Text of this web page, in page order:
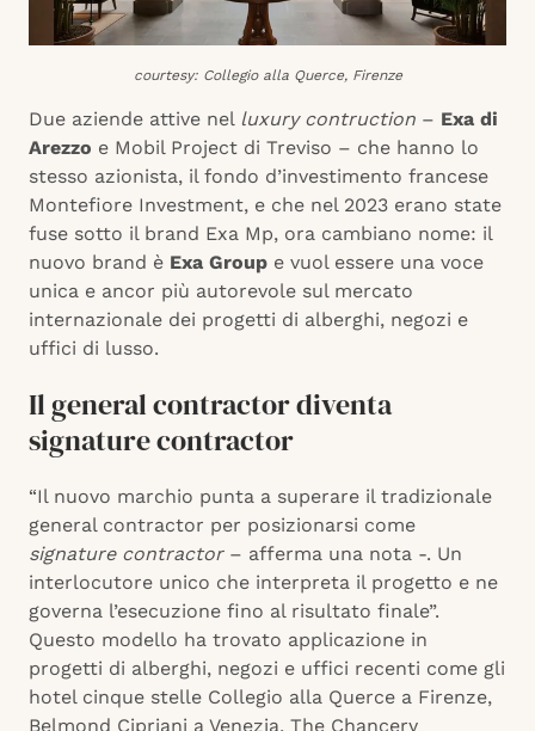
courtesy: Collegio alla Querce, Firenze
Due aziende attive nel luxury contruction – Exa di
Arezzo e Mobil Project di Treviso – che hanno lo
stesso azionista, il fondo d’investimento francese
Montefiore Investment, e che nel 2023 erano state
fuse sotto il brand Exa Mp, ora cambiano nome: il
nuovo brand è Exa Group e vuol essere una voce
unica e ancor più autorevole sul mercato
internazionale dei progetti di alberghi, negozi e
uffici di lusso.
Il general contractor diventa
signature contractor
“Il nuovo marchio punta a superare il tradizionale
general contractor per posizionarsi come
signature contractor– afferma una nota -. Un
interlocutore unico che interpreta il progetto e ne
governa l’esecuzione fino al risultato finale”.
Questo modello ha trovato applicazione in
progetti di alberghi, negozi e uffici recenti come gli
hotel cinque stelle Collegio alla Querce a Firenze,
Belmond Cipriani a Venezia, The Chancery